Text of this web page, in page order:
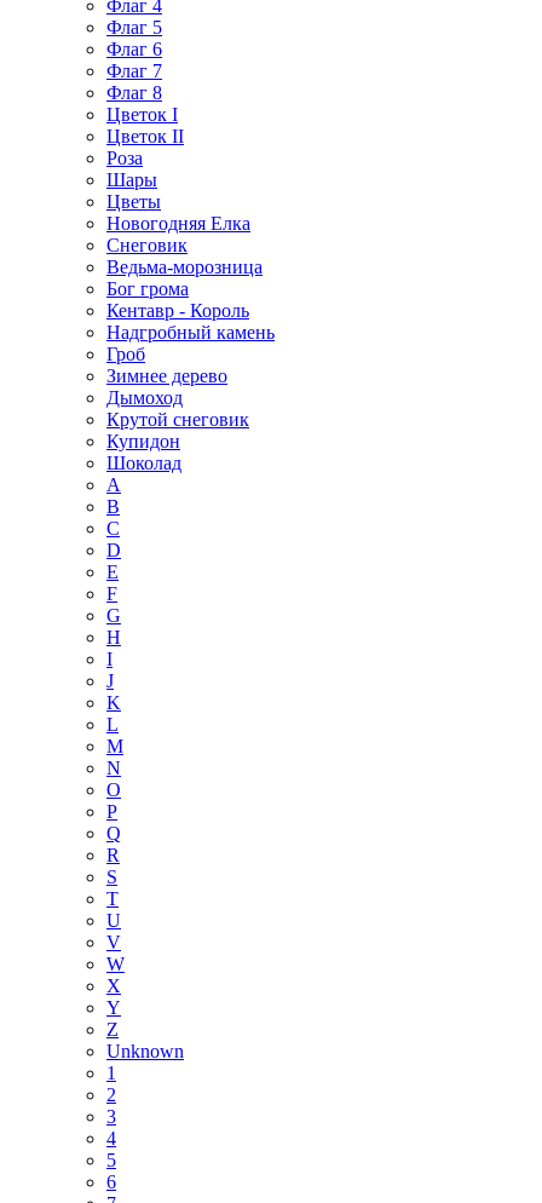
Флаг 4
Флаг 5
Флаг 6
Флаг 7
Флаг 8
Цветок I
Цветок II
Роза
Шары
Цветы
Новогодняя Елка
Снеговик
Ведьма-морозница
Бог грома
Кентавр - Король
Надгробный камень
Гроб
Зимнее дерево
Дымоход
Крутой снеговик
Купидон
Шоколад
A
B
C
D
E
F
G
H
I
J
K
L
M
N
O
P
Q
R
S
T
U
V
W
X
Y
Z
Unknown
1
2
3
4
5
6